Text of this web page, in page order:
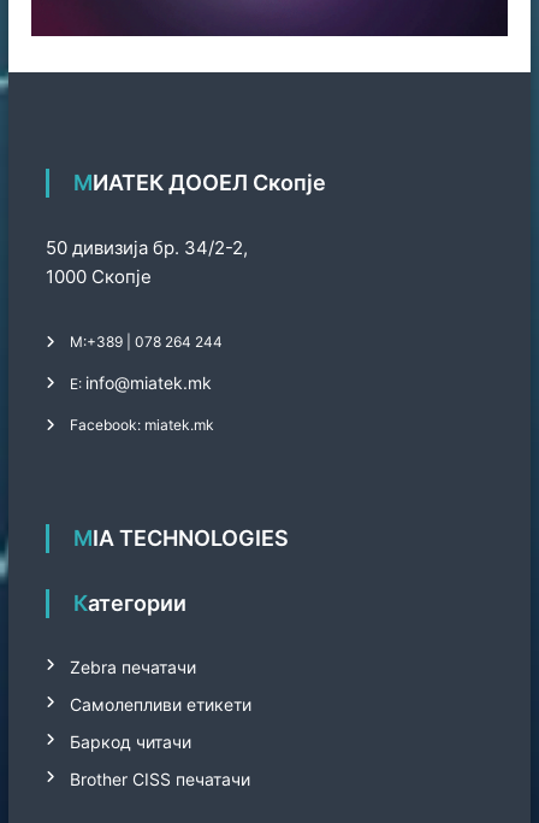
МИАТЕК ДООЕЛ Скопје
50 дивизија бр. 34/2-2,
1000 Скопје
М:+389 | 078 264 244
Е: info@miatek.mk
Facebook: miatek.mk
MIA TECHNOLOGIES
Категории
Zebra печатачи
Самолепливи етикети
Баркод читачи
Brother CISS печатачи